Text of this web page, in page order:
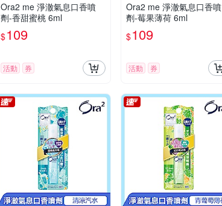
Ora2 me 淨澈氣息口香噴
劑-香甜蜜桃 6ml
$109
活動 券
Ora2 me 淨澈氣息口香噴
劑-莓果薄荷 6ml
$109
活動 券